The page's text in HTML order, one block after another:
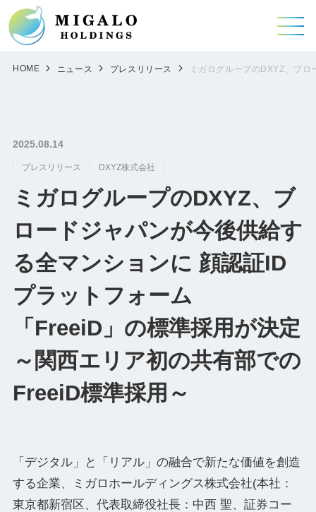
HOME ニュース プレスリリース ミガログループのDXYZ、ブ
2025.08.14
プレスリリース DXYZ株式会社
ミガログループのDXYZ、ブ
ロードジャパンが今後供給す
る全マンションに 顔認証ID
プラットフォーム
「FreeiD」の標準採用が決定
～関西エリア初の共有部での
FreeiD標準採用～
「デジタル」と「リアル」の融合で新たな価値を創造
する企業、ミガロホールディングス株式会社(本社：
東京都新宿区、代表取締役社⻑：中⻄ 聖、証券コー